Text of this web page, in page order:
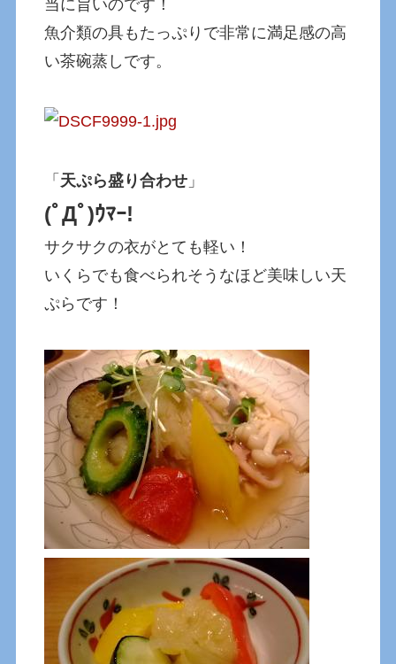
当に旨いのです！
魚介類の具もたっぷりで非常に満足感の高
い茶碗蒸しです。
「 天ぷら盛り合わせ 」
(ﾟДﾟ)ｳﾏｰ!
サクサクの衣がとても軽い！
いくらでも食べられそうなほど美味しい天
ぷらです！